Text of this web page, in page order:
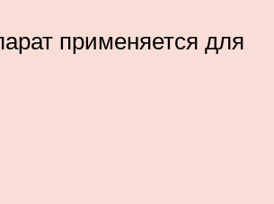
применяется для